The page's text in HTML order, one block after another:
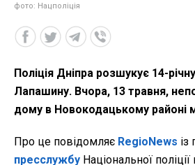
фото: Нацполіція
Поліція Дніпра розшукує 14-
Лапашину. Вчора, 13 травня,
дому в Новокодацькому районі
Про це повідомляє RegioNews
пресслужбу Національної поліції